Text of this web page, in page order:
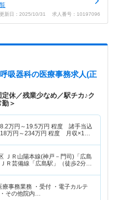
更新日：2025/10/31 求人番号：10197096
吸器科の医療事務求人(正
休／残業少なめ／駅チカ♪ク
＞
万円～ 19.5万円 程度 諸手当込
万円～234万円 程度 月収×12
ＪＲ山陽本線(神戸－門司)「広島
Ｒ芸備線「広島駅」（徒歩2分）
療事務業務 ・受付 ・電子カルテ
その他院内…